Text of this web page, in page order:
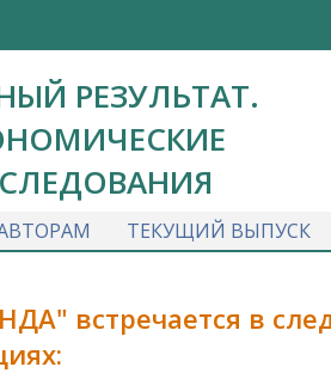
РЕЗУЛЬТАТ.
ТЕКУЩИЙ ВЫПУСК
встречается в